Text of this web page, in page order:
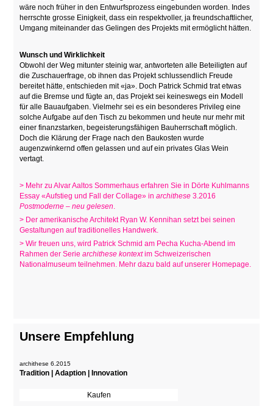
wäre noch früher in den Entwurfsprozess eingebunden worden. Indes
herrschte grosse Einigkeit, dass ein respektvoller, ja freundschaftlicher,
Umgang miteinander das Gelingen des Projekts mit ermöglicht hätten.
Wunsch und Wirklichkeit
Obwohl der Weg mitunter steinig war, antworteten alle Beteiligten auf
die Zuschauerfrage, ob ihnen das Projekt schlussendlich Freude
bereitet hätte, entschieden mit «ja». Doch Patrick Schmid trat etwas
auf die Bremse und fügte an, das Projekt sei keineswegs ein Modell
für alle Bauaufgaben. Vielmehr sei es ein besonderes Privileg eine
solche Aufgabe auf den Tisch zu bekommen und heute nur mehr mit
einer finanzstarken, begeisterungsfähigen Bauherrschaft möglich.
Doch die Klärung der Frage nach den Baukosten wurde
augenzwinkernd offen gelassen und auf ein privates Glas Wein
vertagt.
> Mehr zu Alvar Aaltos Sommerhaus erfahren Sie in Dörte Kuhlmanns
Essay «Aufstieg und Fall der Collage» inarchithese 3.2016
Postmoderne – neu gelesen.
> Der amerikanische Architekt Ryan W. Kennihan setzt bei seinen
Gestaltungen auf traditionelles Handwerk.
> Wir freuen uns, wird Patrick Schmid am Pecha Kucha-Abend im
Rahmen der Seriearchithese kontextim Schweizerischen
Nationalmuseum teilnehmen. Mehr dazu bald auf unserer Homepage.
Unsere Empfehlung
archithese 6.2015
Tradition | Adaption | Innovation